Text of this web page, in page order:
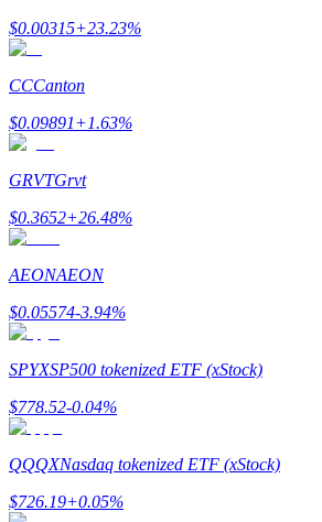
Menghasilkan
Babi Kekuatan
Dapatkan imbalan kompetitif setiap hari
$0.00315+23.23%
CCCanton
$0.09891+1.63%
GRVTGrvt
$0.3652+26.48%
AEONAEON
$0.05574-3.94%
SPYXSP500 tokenized ETF (xStock)
$778.52-0.04%
QQQXNasdaq tokenized ETF (xStock)
$726.19+0.05%